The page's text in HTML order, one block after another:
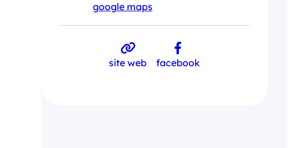
google maps
site web facebook